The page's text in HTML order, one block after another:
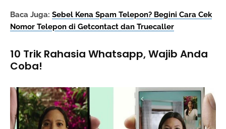
Baca Juga: Sebel Kena Spam Telepon? Begini Cara Cek
Nomor Telepon di Getcontact dan Truecaller
10 Trik Rahasia Whatsapp, Wajib Anda
Coba!